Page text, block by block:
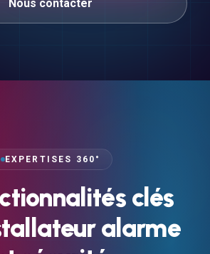
Nous contacter
EXPERTISES 360°
clés
alarme